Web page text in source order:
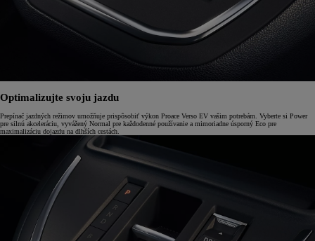
Optimalizujte svoju jazdu
Prepínač jazdných režimov umožňuje prispôsobiť výkon Proace Verso EV vašim potrebám. Vyberte si Power
pre silnú akceleráciu, vyvážený Normal pre každodenné používanie a mimoriadne úsporný Eco pre
maximalizáciu dojazdu na dlhších cestách.